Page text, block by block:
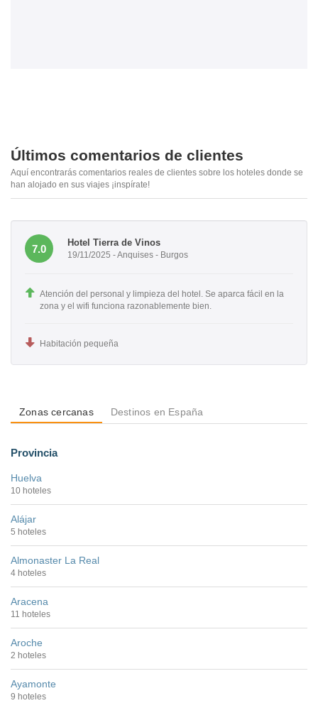
Últimos comentarios de clientes
Aquí encontrarás comentarios reales de clientes sobre los hoteles donde se
han alojado en sus viajes ¡inspírate!
7.0
Hotel Tierra de Vinos
19/11/2025 - Anquises - Burgos
Atención del personal y limpieza del hotel. Se aparca fácil en la
zona y el wifi funciona razonablemente bien.
Habitación pequeña
Zonas cercanas Destinos en España
Provincia
Huelva
10 hoteles
Alájar
5 hoteles
Almonaster La Real
4 hoteles
Aracena
11 hoteles
Aroche
2 hoteles
Ayamonte
9 hoteles